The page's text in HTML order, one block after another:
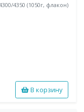
4350 (1050г, флакон)
В корзину